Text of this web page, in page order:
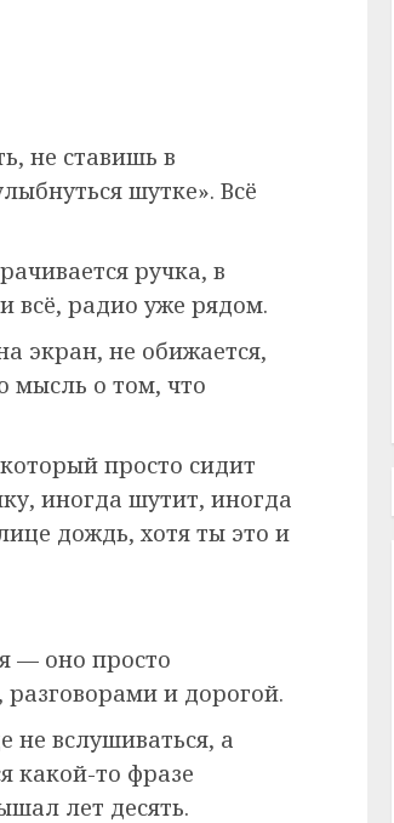
не ставишь в
шутке». Всё
ручка, в
всё, радио уже рядом.
экран, не обижается,
мысль о том, что
просто сидит
иногда шутит, иногда
дождь, хотя ты это и
— оно просто
и дорогой.
вслушиваться, а
какой-то фразе
лет десять.